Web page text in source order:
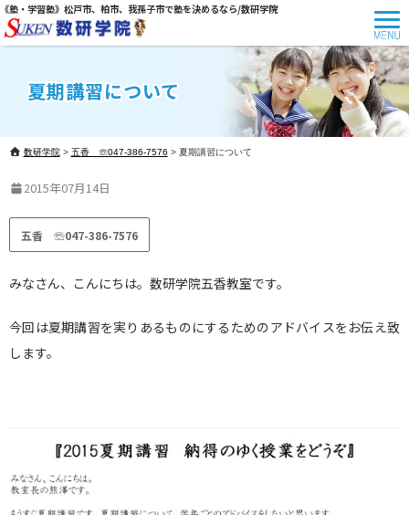
《塾・学習塾》松戸市、柏市、我孫子市で塾を決めるなら/数研学院
夏期講習について
数研学院> 五香 ☏047-386-7576 > 夏期講習について
2015年07月14日
五香 ☏047-386-7576
みなさん、こんにちは。数研学院五香教室です。
今回は夏期講習を実りあるものにするためのアドバイスをお伝え致
します。